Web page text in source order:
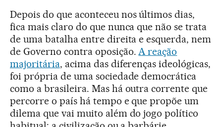
Depois do que aconteceu nos últimos dias,
fica mais claro do que nunca que não se trata
de uma batalha entre direita e esquerda, nem
de Governo contra oposição.A reação
majoritária, acima das diferenças ideológicas,
foi própria de uma sociedade democrática
como a brasileira. Mas há outra corrente que
percorre o país há tempo e que propõe um
dilema que vai muito além do jogo político